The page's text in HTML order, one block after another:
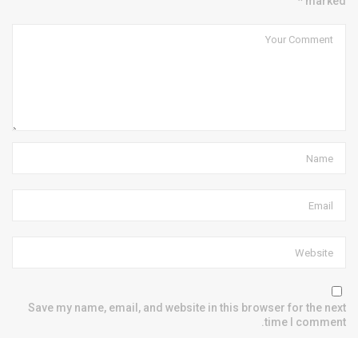
Save my name, email, and website in this browser for the next
time I comment.